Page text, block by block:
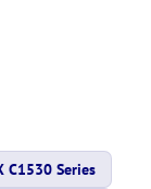
C1530 Series